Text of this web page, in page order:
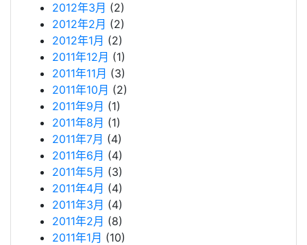
2012年3月 (2)
2012年2月 (2)
2012年1月 (2)
2011年12月 (1)
2011年11月 (3)
2011年10月 (2)
2011年9月 (1)
2011年8月 (1)
2011年7月 (4)
2011年6月 (4)
2011年5月 (3)
2011年4月 (4)
2011年3月 (4)
2011年2月 (8)
2011年1月 (10)